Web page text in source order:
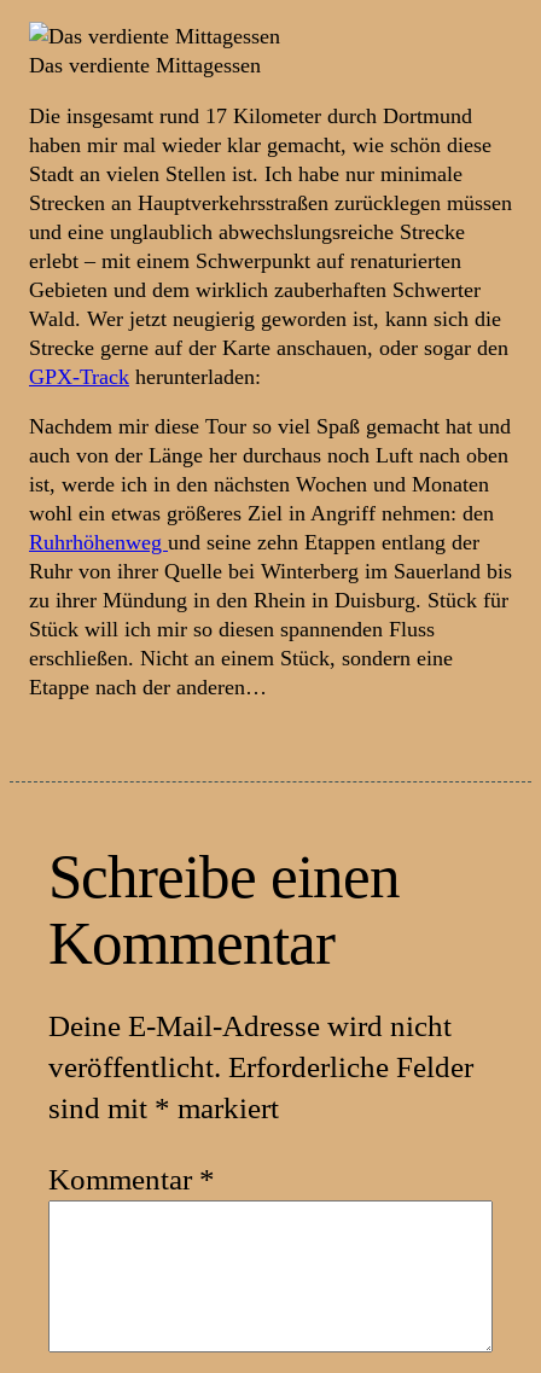
Das verdiente Mittagessen
Die insgesamt rund 17 Kilometer durch Dortmund
haben mir mal wieder klar gemacht, wie schön diese
Stadt an vielen Stellen ist. Ich habe nur minimale
Strecken an Hauptverkehrsstraßen zurücklegen müssen
und eine unglaublich abwechslungsreiche Strecke
erlebt – mit einem Schwerpunkt auf renaturierten
Gebieten und dem wirklich zauberhaften Schwerter
Wald. Wer jetzt neugierig geworden ist, kann sich die
Strecke gerne auf der Karte anschauen, oder sogar den
GPX-Track herunterladen:
Nachdem mir diese Tour so viel Spaß gemacht hat und
auch von der Länge her durchaus noch Luft nach oben
ist, werde ich in den nächsten Wochen und Monaten
wohl ein etwas größeres Ziel in Angriff nehmen: den
Ruhrhöhenweg und seine zehn Etappen entlang der
Ruhr von ihrer Quelle bei Winterberg im Sauerland bis
zu ihrer Mündung in den Rhein in Duisburg. Stück für
Stück will ich mir so diesen spannenden Fluss
erschließen. Nicht an einem Stück, sondern eine
Etappe nach der anderen…
Schreibe einen
Kommentar
Deine E-Mail-Adresse wird nicht
veröffentlicht. Erforderliche Felder
sind mit * markiert
Kommentar *